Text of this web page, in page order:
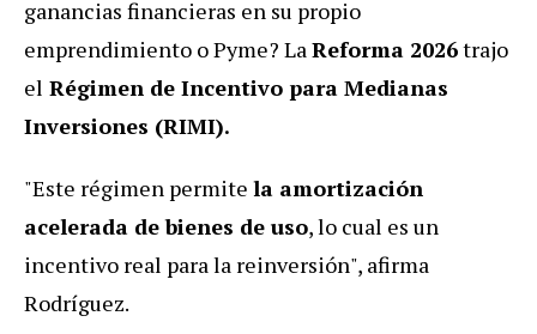
ganancias financieras en su propio
emprendimiento o Pyme? LaReforma 2026trajo
el Régimen de Incentivo para Medianas
Inversiones (RIMI).
"Este régimen permite la amortización
acelerada de bienes de uso, lo cual es un
incentivo real para la reinversión", afirma
Rodríguez.